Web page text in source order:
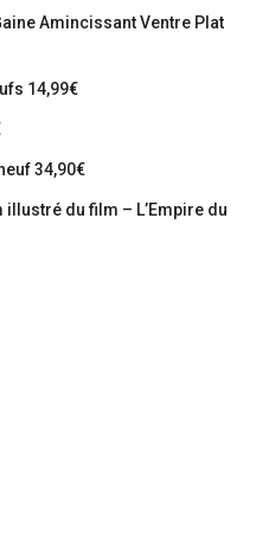
Amincissant Ventre Plat
14,99€
34,90€
du film – L’Empire du